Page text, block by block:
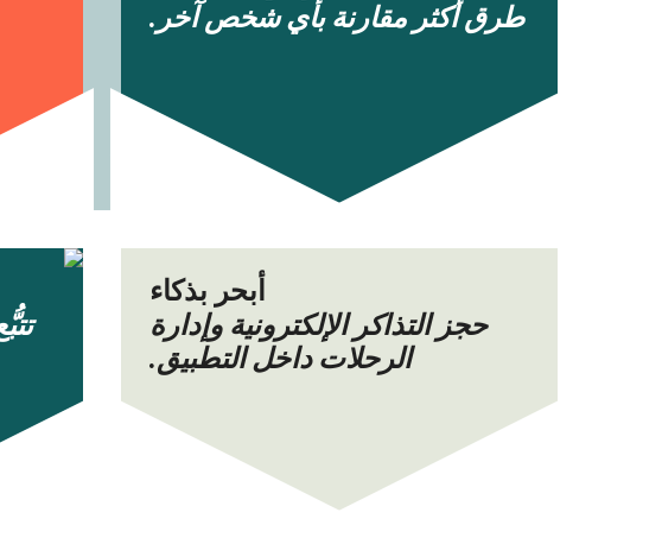
طرق أكثر مقارنة بأي شخص آخر.
أبحر بذكاء
حجز التذاكر الإلكترونية وإدارة
الرحلات داخل التطبيق.